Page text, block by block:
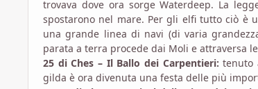
trovava dove ora sorge Waterdeep. La
spostarono nel mare. Per gli elfi tutto ciò è
una grande linea di navi (di varia
parata a terra procede dai Moli e attraversa
25 di Ches – Il Ballo dei Carpentieri: tenuto
gilda è ora divenuta una festa delle più